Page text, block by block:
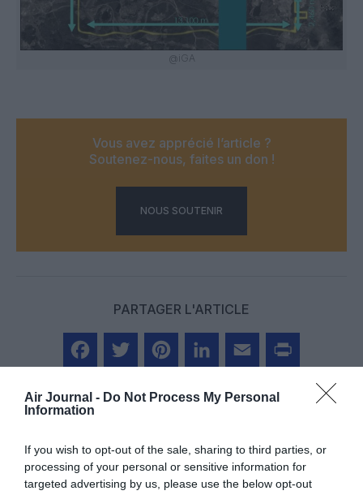
Air Journal - Do Not Process My Personal
Information
If you wish to opt-out of the sale, sharing to third parties, or
processing of your personal or sensitive information for
targeted advertising by us, please use the below opt-out
@iGA
Vous avez apprécié l’article ?
Soutenez-nous, faites un don !
NOUS SOUTENIR
PARTAGER L'ARTICLE
COMMENTAIRE(S)